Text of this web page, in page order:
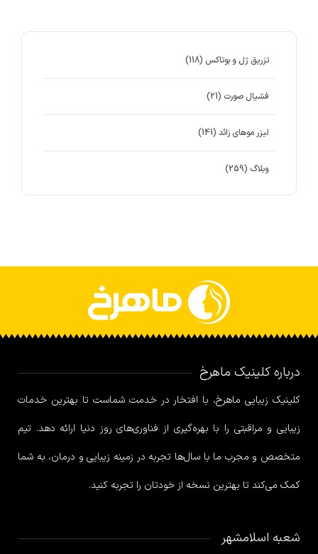
تزریق ژل و بوتاکس (118)
فشیال صورت (21)
لیزر موهای زائد (141)
وبلاگ (259)
درباره کلینیک ماهرخ
کلینیک زیبایی ماهرخ، با افتخار در خدمت شماست تا بهترین خدمات
زیبایی و مراقبتی را با بهره‌گیری از فناوری‌های روز دنیا ارائه دهد. تیم
متخصص و مجرب ما با سال‌ها تجربه در زمینه زیبایی و درمان، به شما
کمک می‌کند تا بهترین نسخه از خودتان را تجربه کنید.
شعبه اسلامشهر